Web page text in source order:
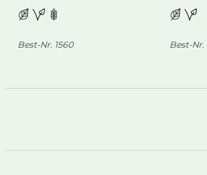
Topping aus Frühlingslauch,
Röstzwiebeln, Sesam und
Best-Nr. 1560 Best-Nr.